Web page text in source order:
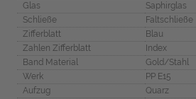
Glas
Saphirglas
Schließe
Faltschließe
Zifferblatt
Blau
Zahlen Zifferblatt
Index
Band Material
Gold/Stahl
Werk
PP E15
Aufzug
Quarz